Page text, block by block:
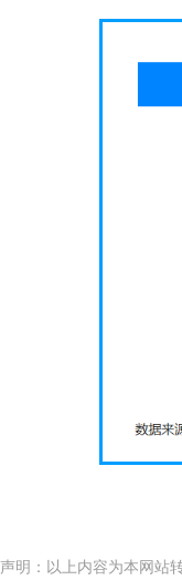
声明：以上内容为本网站